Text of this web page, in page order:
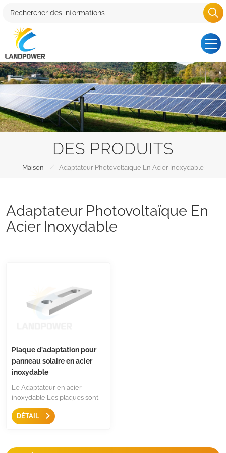
DES PRODUITS
Maison / Adaptateur Photovoltaïque En Acier Inoxydable
Adaptateur Photovoltaïque En
Acier Inoxydable
Plaque d'adaptation pour
panneau solaire en acier
inoxydable
Le Adaptateur en acier
inoxydable Les plaques sont
en acier inoxydable 304,
utilisées pour les boulons de
solaire et le toit. Les fixations
DÉTAIL